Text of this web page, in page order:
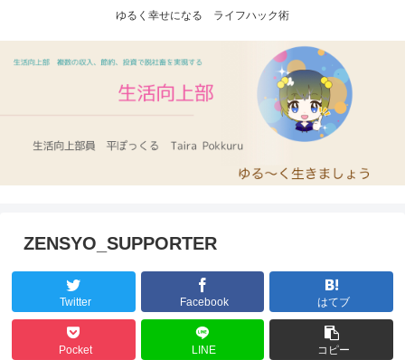
ゆるく幸せになる ライフハック術
ZENSYO_SUPPORTER
Twitter Facebook はてブ
Pocket LINE コピー